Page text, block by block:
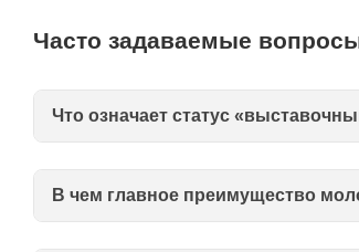
Часто задаваемые
Что означает статус
В чем главное преимущество